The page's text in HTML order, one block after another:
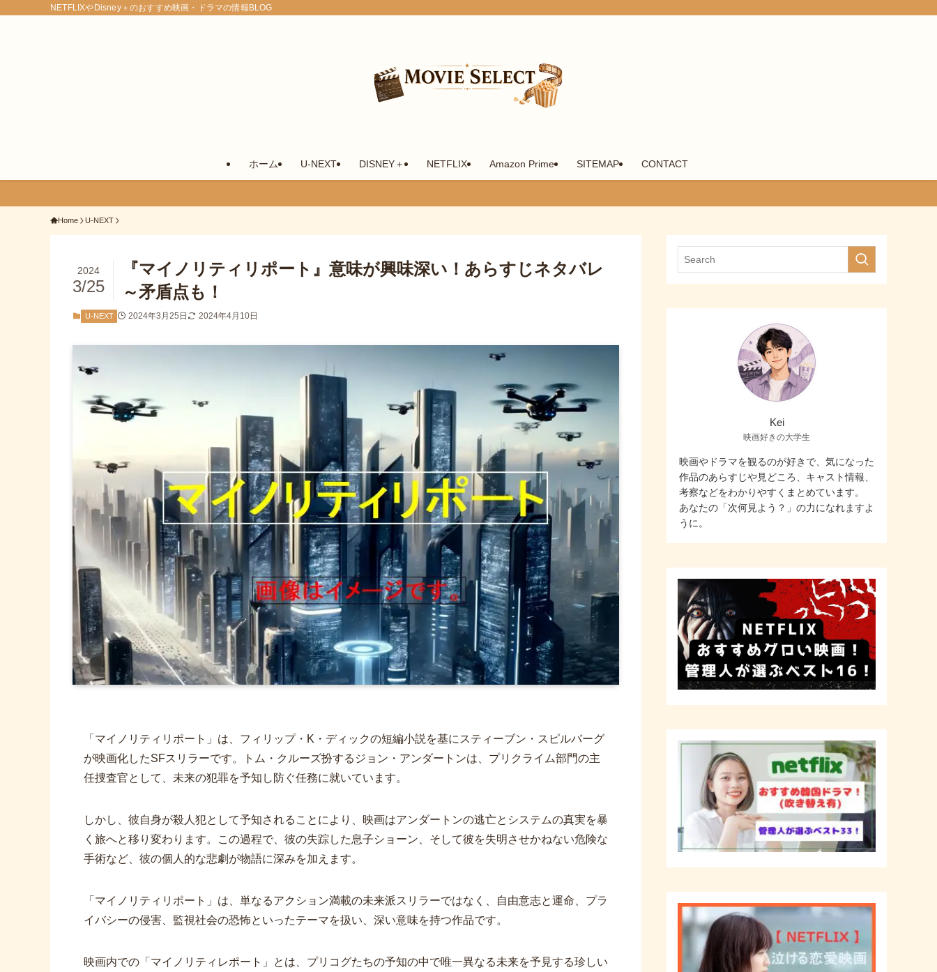
NETFLIXやDisney＋のおすすめ映画・ドラマの情報BLOG
ホーム U-NEXT DISNEY＋ NETFLIX Amazon Prime SITEMAP CONTACT
Home U-NEXT
『マイノリティリポート』意味が興味深い！あらすじネタバレ
～矛盾点も！
2024
3/25
U-NEXT 2024年3月25日 2024年4月10日
「マイノリティリポート」は、フィリップ・K・ディックの短編小説を基にスティーブン・スピルバーグ
が映画化したSFスリラーです。トム・クルーズ扮するジョン・アンダートンは、プリクライム部門の主
任捜査官として、未来の犯罪を予知し防ぐ任務に就いています。
しかし、彼自身が殺人犯として予知されることにより、映画はアンダートンの逃亡とシステムの真実を暴
く旅へと移り変わります。この過程で、彼の失踪した息子ショーン、そして彼を失明させかねない危険な
手術など、彼の個人的な悲劇が物語に深みを加えます。
「マイノリティリポート」は、単なるアクション満載の未来派スリラーではなく、自由意志と運命、プラ
イバシーの侵害、監視社会の恐怖といったテーマを扱い、深い意味を持つ作品です。
映画内での「マイノリティレポート」とは、プリコグたちの予知の中で唯一異なる未来を予見する珍しい
Kei
映画好きの大学生
映画やドラマを観るのが好きで、気になった
作品のあらすじや見どころ、キャスト情報、
考察などをわかりやすくまとめています。
あなたの「次何見よう？」の力になれますよ
うに。